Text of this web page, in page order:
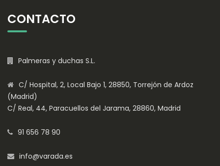
CONTACTO
Palmeras y duchas S.L.
C/ Hospital, 2, Local Bajo 1, 28850, Torrejón de Ardoz
(Madrid)
C/ Real, 44, Paracuellos del Jarama, 28860, Madrid
91 656 78 90
info@varada.es